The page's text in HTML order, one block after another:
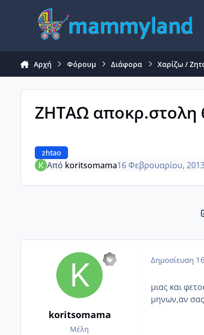
Μετάβαση σε περιεχόμενο
Αρχή Φόρουμ Διάφορα Χαρίζω /
ΖΗΤΑΩ αποκρ.στολη
zhtao
Από koritsomama16 Φεβρουαρίου,
koritsomama
Μέλη
Δημοσίευση
μιας και
μηνων,αν